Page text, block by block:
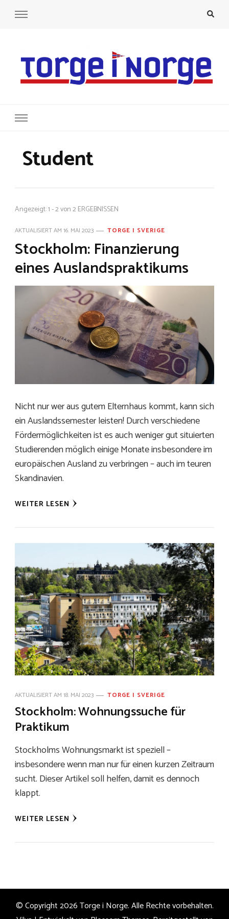
Student
Angezeigt: 1 - 2 von 2 ERGEBNISSEN
AKTUALISIERT AM 16. MAI 2023 TORGE I SVERIGE
Stockholm: Finanzierung
eines Auslandspraktikums
Nicht nur wer aus gutem Elternhaus kommt, kann sich
ein Auslandssemester leisten! Durch verschiedene
Fördermöglichkeiten ist es auch weniger gut situierten
Studierenden möglich einige Monate insbesondere im
europäischen Ausland zu verbringen – auch im teuren
Skandinavien.
WEITER LESEN
AKTUALISIERT AM 18. MAI 2023 TORGE I SVERIGE
Stockholm: Wohnungssuche für
Praktikum
Stockholms Wohnungsmarkt ist speziell –
insbesondere wenn man nur für einen kurzen Zeitraum
sucht. Dieser Artikel soll helfen, damit es dennoch
klappt.
WEITER LESEN
© Copyright 2026Torge i Norge. Alle Rechte vorbehalten.